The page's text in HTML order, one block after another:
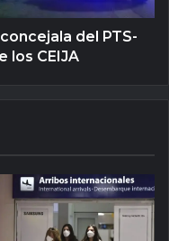
del PTS-
los CEIJA